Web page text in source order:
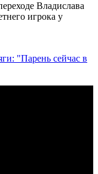
Владислава
игрока у
"Парень сейчас в